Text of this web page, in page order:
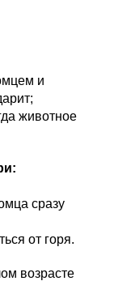
и
животное
сразу
от горя.
возрасте